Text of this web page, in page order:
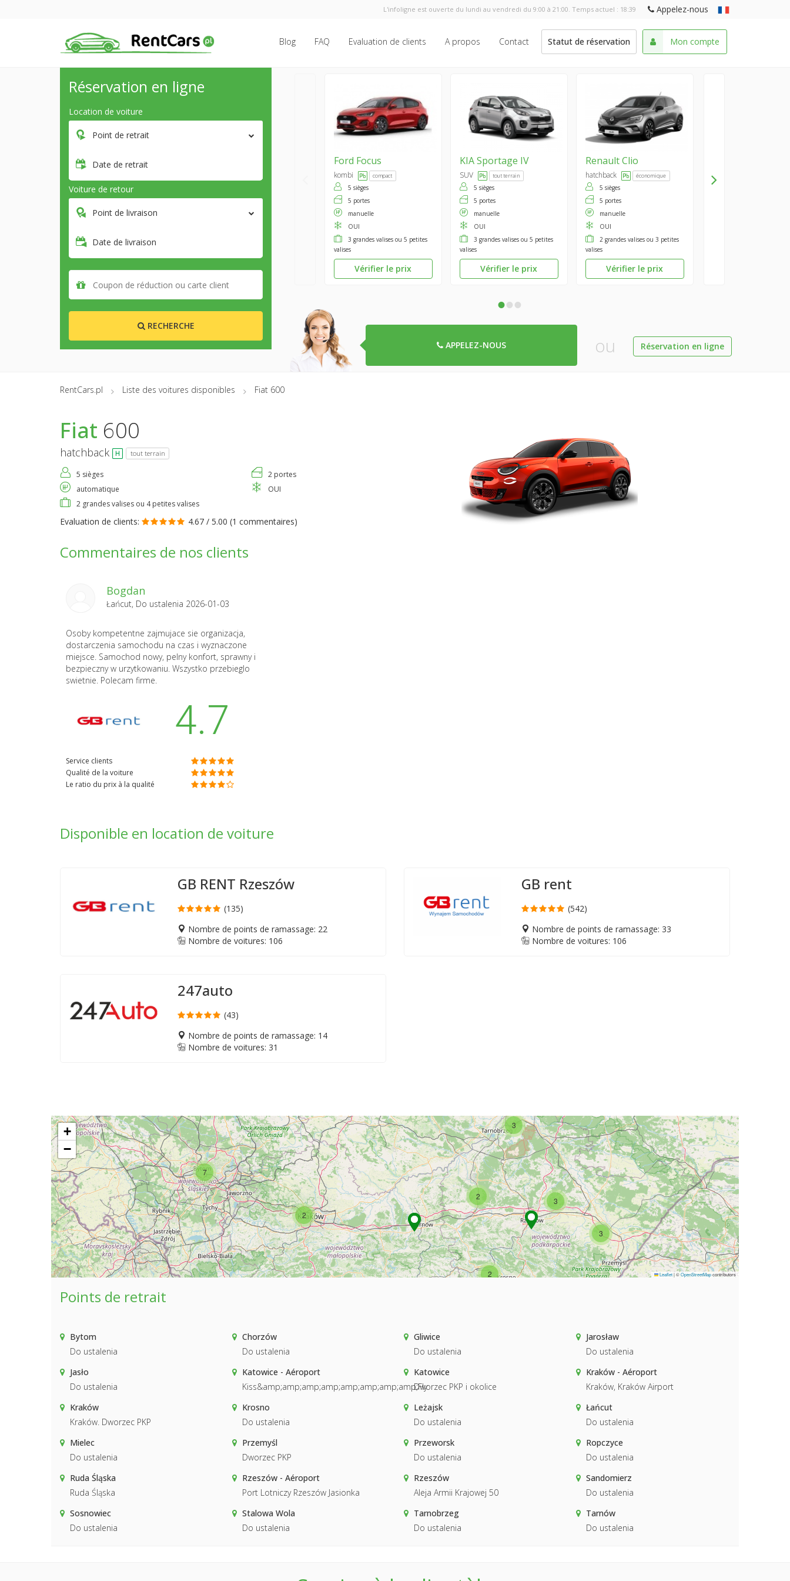
L'infoligne est ouverte du lundi au vendredi du 9:00 à 21:00. Temps actuel : 18:39 Appelez-nous
Blog FAQ Evaluation de clients A propos Contact Statut de réservation Mon compte
Réservation en ligne
Location de voiture
Point de retrait
Date de retrait
Voiture de retour
Point de livraison
Date de livraison
RECHERCHE
Ford Focus
kombi compact
5 sièges
5 portes
manuelle
OUI
3 grandes valises ou 5 petites
valises
Vérifier le prix
KIASportage IV
SUV tout terrain
5 sièges
5 portes
manuelle
OUI
3 grandes valises ou 5 petites
valises
Vérifier le prix
RenaultClio
hatchback économique
5 sièges
5 portes
manuelle
OUI
2 grandes valises ou 3 petites
valises
Vérifier le prix
•••
APPELEZ-NOUS ou Réservation en ligne
RentCars.pl Liste des voitures disponibles Fiat 600
Fiat 600
hatchback tout terrain
5 sièges
2 portes
automatique
OUI
2 grandes valises ou 4 petites valises
Evaluation de clients: 4.67 / 5.00 (1 commentaires)
Commentaires de nos clients
Bogdan
Łańcut, Do ustalenia 2026-01-03
Osoby kompetentne zajmujace sie organizacja,
dostarczenia samochodu na czas i wyznaczone
miejsce. Samochod nowy, pelny konfort, sprawny i
bezpieczny w urzytkowaniu. Wszystko przebieglo
swietnie. Polecam firme.
4.7
Service clients
Qualité de la voiture
Le ratio du prix à la qualité
Disponible en location de voiture
GB RENT Rzeszów
(135)
Nombre de points de ramassage: 22
Nombre de voitures: 106
GB rent
(542)
Nombre de points de ramassage: 33
Nombre de voitures: 106
247auto
(43)
Nombre de points de ramassage: 14
Nombre de voitures: 31
3
3
3
2
2
2
7
+
−
Leaflet|©OpenStreetMapcontributors
Points de retrait
Bytom
Do ustalenia
Chorzów
Do ustalenia
Gliwice
Do ustalenia
Jarosław
Do ustalenia
Jasło
Do ustalenia
Katowice - Aéroport
Kiss&amp;amp;amp;amp;amp;amp;amp;amp;Fly
Katowice
Dworzec PKP i okolice
Kraków - Aéroport
Kraków, Kraków Airport
Kraków
Kraków. Dworzec PKP
Krosno
Do ustalenia
Leżajsk
Do ustalenia
Łańcut
Do ustalenia
Mielec
Do ustalenia
Przemyśl
Dworzec PKP
Przeworsk
Do ustalenia
Ropczyce
Do ustalenia
Ruda Śląska
Ruda Śląska
Rzeszów - Aéroport
Port Lotniczy Rzeszów Jasionka
Rzeszów
Aleja Armii Krajowej 50
Sandomierz
Do ustalenia
Sosnowiec
Do ustalenia
Stalowa Wola
Do ustalenia
Tarnobrzeg
Do ustalenia
Tarnów
Do ustalenia